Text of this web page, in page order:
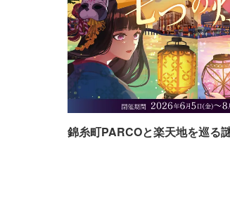
錦糸町PARCOと楽天地を巡る